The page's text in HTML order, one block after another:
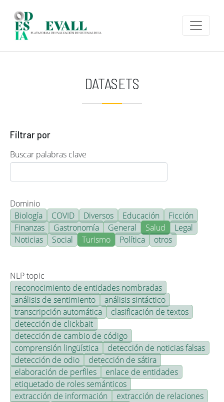
DATASETS
Filtrar por
Buscar palabras clave
Dominio
Biología
COVID Diversos Educación
Ficción
Finanzas
Gastronomía General Salud
Legal
Noticias
Social Turismo Política otros
NLP topic
reconocimiento de entidades nombradas
análisis de sentimiento
análisis sintáctico
transcripción automática
clasificación de textos
detección de clickbait
detección de cambio de código
comprensión lingüística
detección de noticias falsas
detección de odio
detección de sátira
elaboración de perfiles
enlace de entidades
etiquetado de roles semánticos
extracción de información
extracción de relaciones